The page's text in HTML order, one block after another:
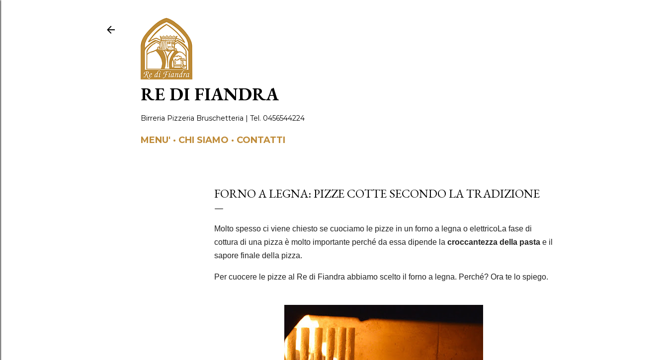
RE DI FIANDRA
Birreria Pizzeria Bruschetteria | Tel. 0456544224
MENU' CHI SIAMO CONTATTI
FORNO A LEGNA: PIZZE COTTE SECONDO LA TRADIZIONE
Molto spesso ci viene chiesto se cuociamo le pizze in un forno a legna o elettricoLa fase di
cottura di una pizza è molto importante perché da essa dipende la croccantezza della pasta e il
sapore finale della pizza.
Per cuocere le pizze al Re di Fiandra abbiamo scelto il forno a legna. Perché? Ora te lo spiego.